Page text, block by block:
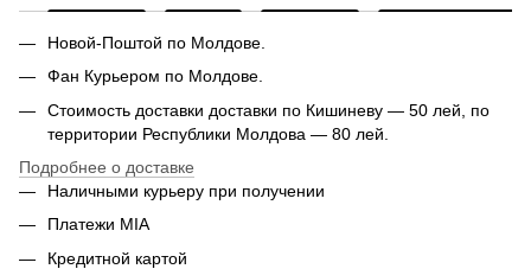
Новой-Поштой по Молдове.
Фан Курьером по Молдове.
Стоимость доставки доставки по Кишиневу — 50 лей, по
территории Республики Молдова — 80 лей.
Подробнее о доставке
Наличными курьеру при получении
Платежи MIA
Кредитной картой